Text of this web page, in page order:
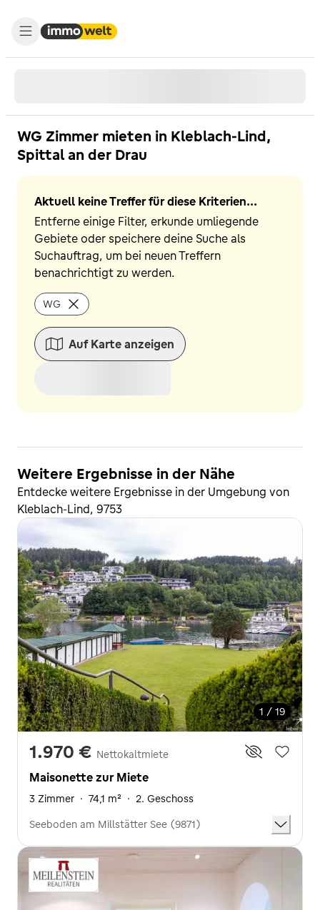
WG Zimmer mieten in Kleblach-Lind,
Spittal an der Drau
Aktuell keine Treffer für diese Kriterien...
Entferne einige Filter, erkunde umliegende
Gebiete oder speichere deine Suche als
Suchauftrag, um bei neuen Treffern
benachrichtigt zu werden.
WG
Auf Karte anzeigen
Weitere Ergebnisse in der Nähe
Entdecke weitere Ergebnisse in der Umgebung von
Kleblach-Lind, 9753
1 / 19
1.970 € Nettokaltmiete
Maisonette zur Miete
3 Zimmer · 74,1 m² · 2. Geschoss
Seeboden am Millstätter See (9871)